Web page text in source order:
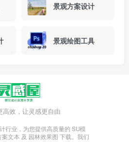
景观方案设计
景观绘图工具
高效，让灵感更自由
行业，为您提供高质量的 SU模
文本 及 园林效果图 下载。我们